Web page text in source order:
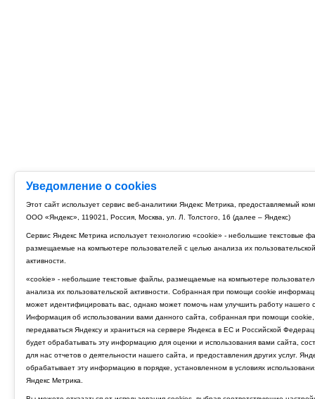
Уведомление о cookies
Этот сайт использует сервис веб-аналитики Яндекс Метрика, предоставляемый
ООО «Яндекс», 119021, Россия, Москва, ул. Л. Толстого, 16 (далее – Яндекс)
Сервис Яндекс Метрика использует технологию «cookie» - небольшие текстовые
размещаемые на компьютере пользователей с целью анализа их пользовательской
активности.
«cookie» - небольшие текстовые файлы, размещаемые на компьютере
анализа их пользовательской активности. Собранная при помощи cookie
может идентифицировать вас, однако может помочь нам улучшить работу нашего
Информация об использовании вами данного сайта, собранная при помощи cookie,
передаваться Яндексу и храниться на сервере Яндекса в ЕС и Российской
будет обрабатывать эту информацию для оценки и использования вами сайта,
для нас отчетов о деятельности нашего сайта, и предоставления других услуг.
обрабатывает эту информацию в порядке, установленном в условиях
Яндекс Метрика.